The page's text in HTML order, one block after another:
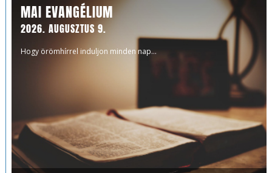
MAI EVANGÉLIUM
2026. AUGUSZTUS 9.
Hogy örömhírrel induljon minden nap...